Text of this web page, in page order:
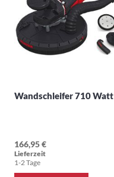
Wandschleifer 710 Watt
166,95 €
Lieferzeit
1-2 Tage